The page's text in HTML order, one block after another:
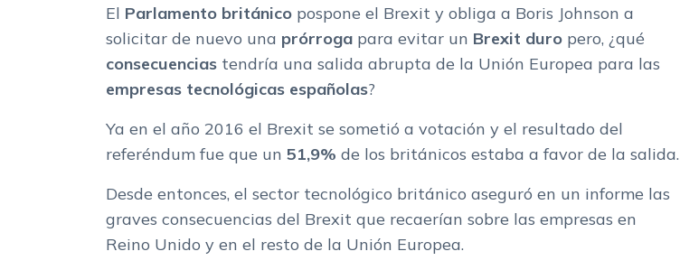
El Parlamento británico pospone el Brexit y obliga a Boris Johnson a
solicitar de nuevo una prórroga para evitar un Brexit duro pero, ¿qué
consecuencias tendría una salida abrupta de la Unión Europea para las
empresas tecnológicas españolas?
Ya en el año 2016 el Brexit se sometió a votación y el resultado del
referéndum fue que un 51,9% de los británicos estaba a favor de la salida.
Desde entonces, el sector tecnológico británico aseguró en un informe las
graves consecuencias del Brexit que recaerían sobre las empresas en
Reino Unido y en el resto de la Unión Europea.